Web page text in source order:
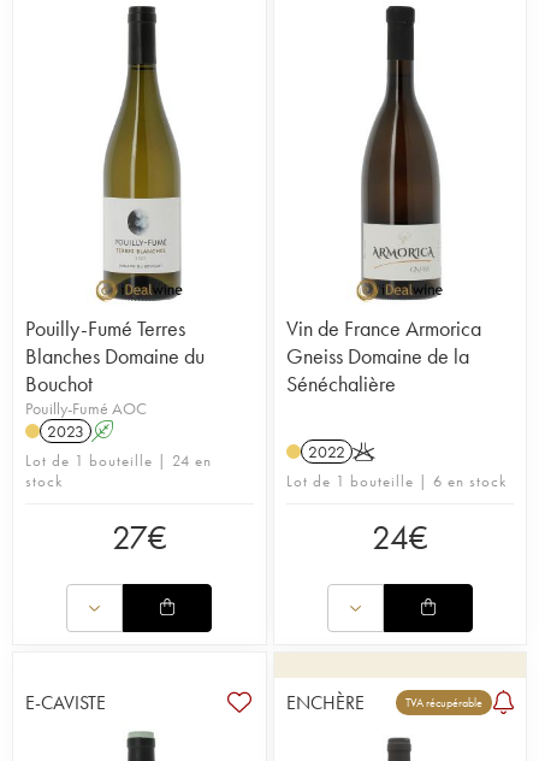
Pouilly-Fumé Terres
Blanches Domaine du
Bouchot
Pouilly-Fumé AOC
2023 A
Lot de 1 bouteille | 24 en
stock
27€
Vin de France Armorica
Gneiss Domaine de la
Sénéchalière
2022 K
Lot de 1 bouteille | 6 en stock
24€
E-CAVISTE ENCHÈRE TVA récupérable